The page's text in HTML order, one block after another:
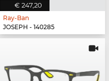
€ 247,20
Ray-Ban
JOSEPH - 140285